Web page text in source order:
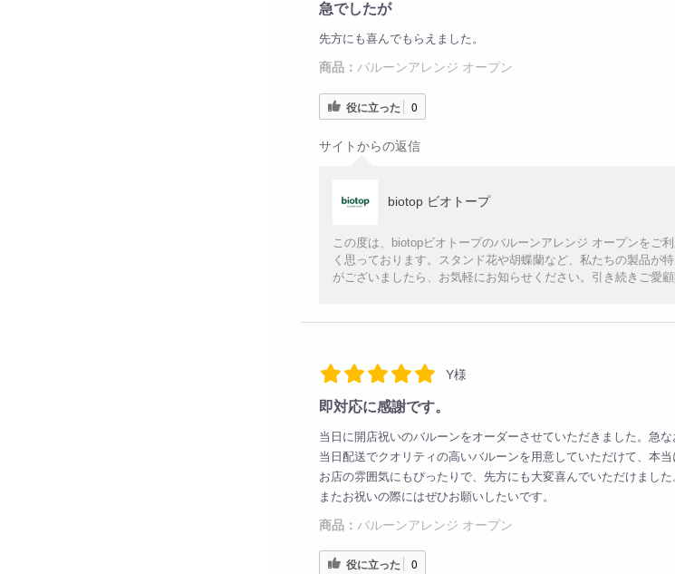
急でしたが
先方にも喜んでもらえました。
商品： バルーンアレンジ オープン
役に立った 0
サイトからの返信
biotop ビオトープ
この度は、biotopビオトープのバルーンアレンジ オープンをご
く思っております。スタンド花や胡蝶蘭など、私たちの製品が
がございましたら、お気軽にお知らせください。引き続きご愛
Y様
即対応に感謝です。
当日に開店祝いのバルーンをオーダーさせていただきました。急
当日配送でクオリティの高いバルーンを用意していただけて、本当
お店の雰囲気にもぴったりで、先方にも大変喜んでいただけました
またお祝いの際にはぜひお願いしたいです。
商品： バルーンアレンジ オープン
役に立った 0